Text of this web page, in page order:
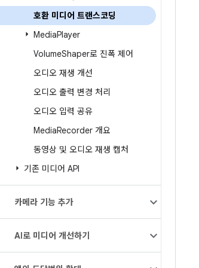
호환 미디어 트랜스코딩
MediaPlayer
VolumeShaper로 진폭 제어
오디오 재생 개선
오디오 출력 변경 처리
오디오 입력 공유
MediaRecorder 개요
동영상 및 오디오 재생 캡처
기존 미디어 API
카메라 기능 추가
AI로 미디어 개선하기